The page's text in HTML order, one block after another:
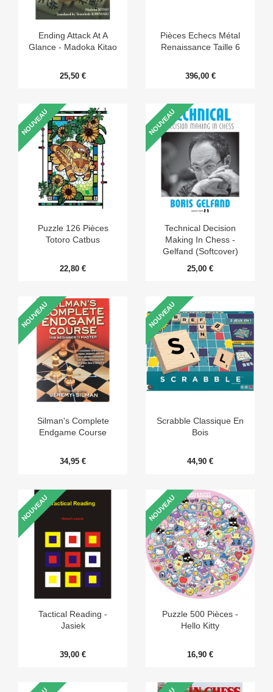
Ending Attack At A
Glance - Madoka Kitao
25,50 €
Pièces Echecs Métal
Renaissance Taille 6
396,00 €
Puzzle 126 Pièces
Totoro Catbus
22,80 €
NOUVEAU
Technical Decision
Making In Chess -
Gelfand (Softcover)
25,00 €
NOUVEAU
Silman's Complete
Endgame Course
34,95 €
NOUVEAU
Scrabble Classique En
Bois
44,90 €
NOUVEAU
Tactical Reading -
Jasiek
39,00 €
NOUVEAU
Puzzle 500 Pièces -
Hello Kitty
16,90 €
NOUVEAU